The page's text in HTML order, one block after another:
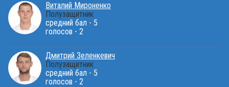
Виталий Мироненко
Полузащитник
средний бал - 5
голосов - 2
Дмитрий Зеленкевич
Полузащитник
средний бал - 5
голосов - 2